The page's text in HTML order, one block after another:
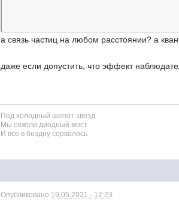
а связь частиц на любом расстоянии? а
даже если допустить, что эффект
Под холодный шепот звёзд
Мы сожгли диодный мост
И все в бездну сорвалось
Опубликовано 19.05.2021 - 12:23